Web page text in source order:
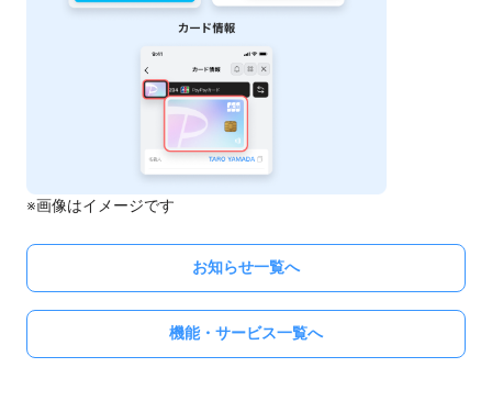
※画像はイメージです
お知らせ一覧へ
機能・サービス一覧へ